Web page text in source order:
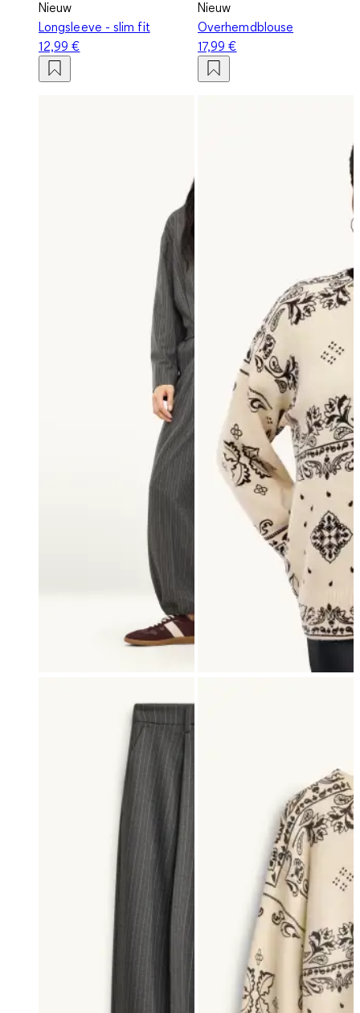
Nieuw
Longsleeve - slim fit
12,99 €
Nieuw
Overhemdblouse
17,99 €